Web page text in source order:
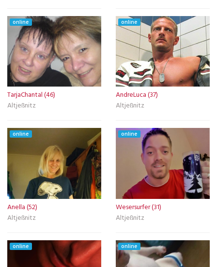
online
TarjaChantal (46)
Altjeßnitz
online
AndreLuca (37)
Altjeßnitz
online
Anella (52)
Altjeßnitz
online
Wesersurfer (31)
Altjeßnitz
online online